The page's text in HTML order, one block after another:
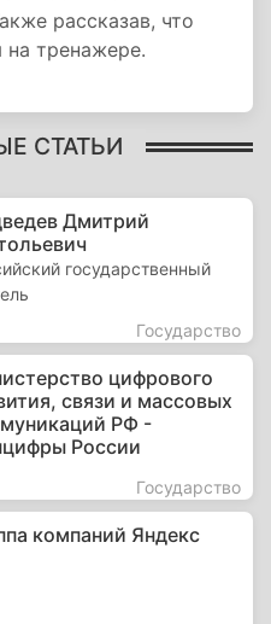
рассказав, что
тренажере.
СТАТЬИ
Дмитрий
государственный
Государство
цифрового
связи и массовых
РФ -
России
Государство
компаний Яндекс